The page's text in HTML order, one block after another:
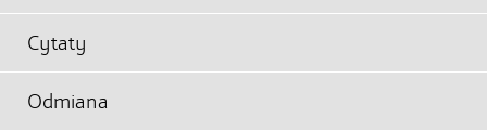
Cytaty
Odmiana